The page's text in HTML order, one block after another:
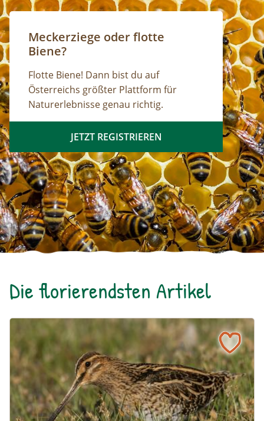
Kostenlose Parkplätze vor dem
Besucherzentrum
Meckerziege oder flotte
Biene?
Flotte Biene! Dann bist du auf
Österreichs größter Plattform für
Naturerlebnisse genau richtig.
JETZT REGISTRIEREN
Die florierendsten Artikel
Lichtblick für stark bedrohte Vogelart: